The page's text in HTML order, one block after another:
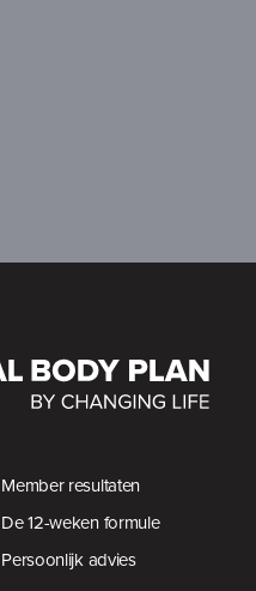
Member resultaten
De 12-weken formule
Persoonlijk advies